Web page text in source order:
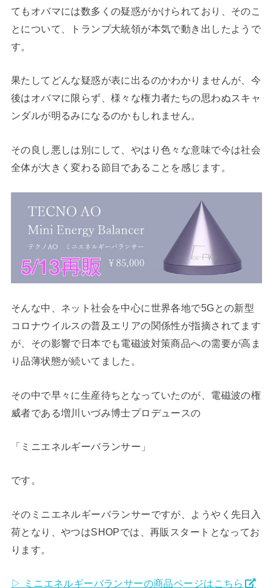
てもオバマには数多くの疑惑がかけられており、そのこ
とについて、トランプ大統領が本気で動き出したようで
す。
果たしてどんな疑惑が表に出るのかわかりませんが、今
後はオバマに限らず、様々な権力者たちの思わぬスキャ
ンダルが明るみになるのかもしれません。
その良し悪しは別にして、やはり色々な意味で今は社会
全体が大きく変わる節目であることを感じます。
そんな中、ネット社会を中心に世界各地で5Gとの新型
コロナウイルスの普及エリアの関係性が指摘されてます
が、その影響で日本でも電磁波対策商品への需要が高ま
り品薄状態が続いてました。
その中で早々に生産待ちとなっていたのが、電磁波の権
威者である増川いづみ博士プロデュースの
「ミニエネルギーバランサー」
です。
そのミニエネルギーバランサーですが、ようやく先日入
荷となり、やつはSHOPでは、再販スタートとなってお
ります。
▷ ミニエネルギーバランサーの商品ページはこちら